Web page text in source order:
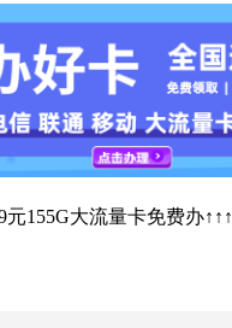
元155G大流量卡免费办↑↑↑